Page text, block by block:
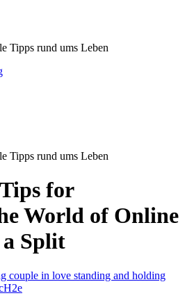
Tipps rund ums Leben
Tipps rund ums Leben
Tips for
World of Online
Split